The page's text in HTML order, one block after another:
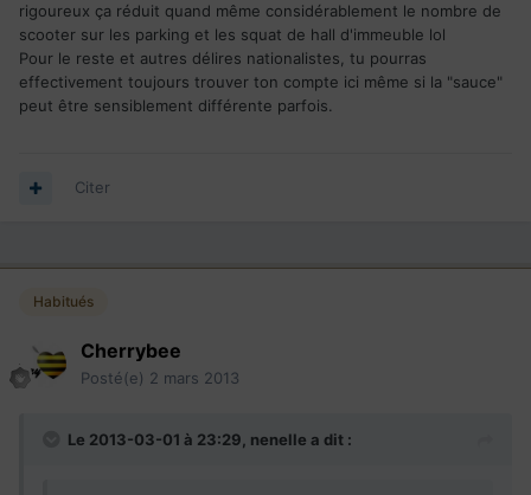
rigoureux ça réduit quand même considérablement le nombre de
scooter sur les parking et les squat de hall d'immeuble lol
Pour le reste et autres délires nationalistes, tu pourras
effectivement toujours trouver ton compte ici même si la "sauce"
peut être sensiblement différente parfois.
Citer
Habitués
Cherrybee
Posté(e) 2 mars 2013
Le 2013-03-01 à 23:29, nenelle a dit :